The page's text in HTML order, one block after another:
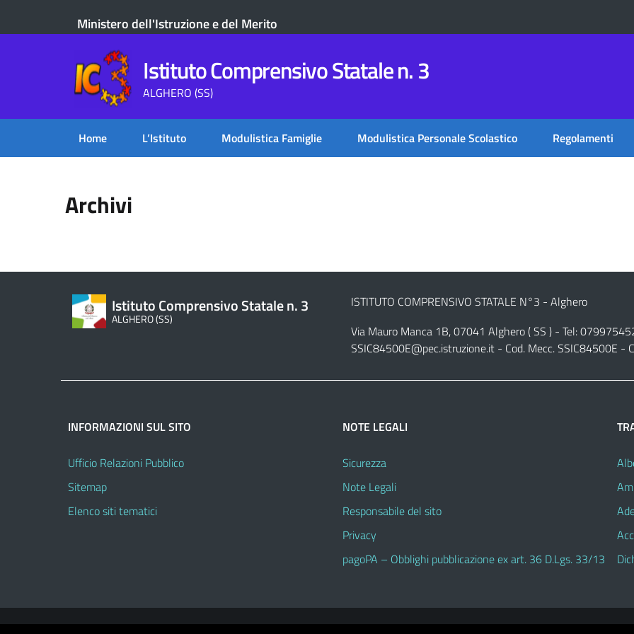
Ministero dell'Istruzione e del Merito
Istituto Comprensivo Statale n. 3
ALGHERO (SS)
Home L’Istituto Modulistica Famiglie Modulistica Personale Scolastico Regolamenti
Archivi
Istituto Comprensivo Statale n. 3
ALGHERO (SS)
ISTITUTO COMPRENSIVO STATALE N°3 - Alghero
Via Mauro Manca 1B, 07041 Alghero ( SS ) - Tel:
SSIC84500E@pec.istruzione.it- Cod. Mecc. SSIC84500E -
INFORMAZIONI SUL SITO
Ufficio Relazioni Pubblico
Sitemap
Elenco siti tematici
NOTE LEGALI
Sicurezza
Note Legali
Responsabile del sito
Privacy
pagoPA – Obblighi pubblicazione ex art. 36 D.Lgs. 33/13